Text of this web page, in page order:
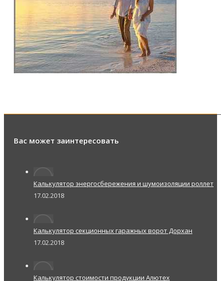
Вас может заинтересовать
Калькулятор энергосбережения и шумоизоляции роллет
17.02.2018
Калькулятор секционных гаражных ворот Дорхан
17.02.2018
Калькулятор стоимости продукции Алютех